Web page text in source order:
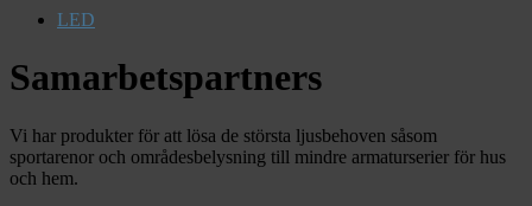
LED
Samarbetspartners
Vi har produkter för att lösa de största ljusbehoven såsom
sportarenor och områdesbelysning till mindre armaturserier för hus
och hem.